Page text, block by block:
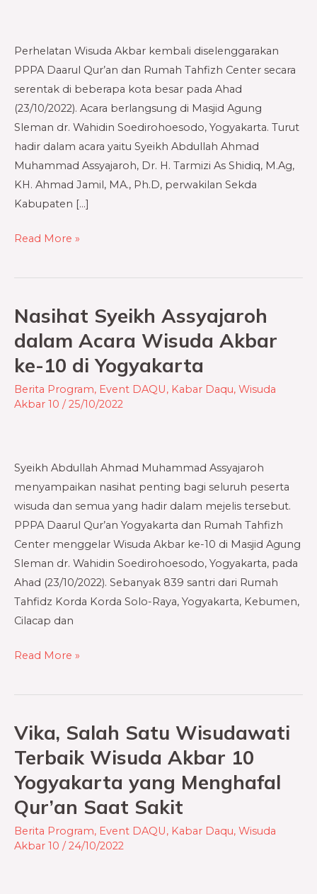
Perhelatan Wisuda Akbar kembali diselenggarakan
PPPA Daarul Qur’an dan Rumah Tahfizh Center secara
serentak di beberapa kota besar pada Ahad
(23/10/2022). Acara berlangsung di Masjid Agung
Sleman dr. Wahidin Soedirohoesodo, Yogyakarta. Turut
hadir dalam acara yaitu Syeikh Abdullah Ahmad
Muhammad Assyajaroh, Dr. H. Tarmizi As Shidiq, M.Ag,
KH. Ahmad Jamil, MA., Ph.D, perwakilan Sekda
Kabupaten […]
Read More »
Nasihat Syeikh Assyajaroh
dalam Acara Wisuda Akbar
ke-10 di Yogyakarta
Berita Program, Event DAQU, Kabar Daqu, Wisuda
Akbar 10 /25/10/2022
Syeikh Abdullah Ahmad Muhammad Assyajaroh
menyampaikan nasihat penting bagi seluruh peserta
wisuda dan semua yang hadir dalam mejelis tersebut.
PPPA Daarul Qur’an Yogyakarta dan Rumah Tahfizh
Center menggelar Wisuda Akbar ke-10 di Masjid Agung
Sleman dr. Wahidin Soedirohoesodo, Yogyakarta, pada
Ahad (23/10/2022). Sebanyak 839 santri dari Rumah
Tahfidz Korda Korda Solo-Raya, Yogyakarta, Kebumen,
Cilacap dan
Nasihat
Syeikh
Assyajaroh
dalam
Acara
Wisuda
10
di
Yogyakarta
Read More »
Vika, Salah Satu Wisudawati
Terbaik Wisuda Akbar 10
Yogyakarta yang Menghafal
Qur’an Saat Sakit
Berita Program, Event DAQU, Kabar Daqu, Wisuda
Akbar 10 /24/10/2022
Vika,
Salah
Satu
Wisudawati
Terbaik
Wisuda
Akbar